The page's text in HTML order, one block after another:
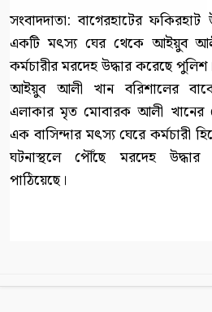
সংবাদদাতা: বাগেরহাটের
একটি মৎস্য ঘের থেকে আইয়ুব
কর্মচারীর মরদেহ উদ্ধার করেছে পুলিশ।
আইয়ুব আলী খান বরিশালের
এলাকার মৃত মোবারক আলী খানের
এক বাসিন্দার মৎস্য ঘেরে কর্মচারী
ঘটনাস্থলে পৌঁছে মরদেহ
পাঠিয়েছে।